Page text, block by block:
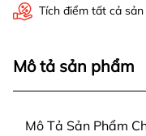
Tích điểm tất cả
Mô tả sản phẩm
Mô Tả Sản Phẩm